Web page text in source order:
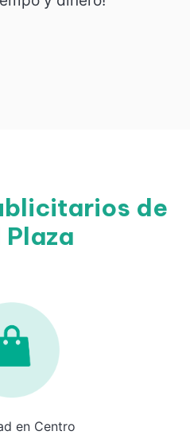
de
Plaza
en Centro